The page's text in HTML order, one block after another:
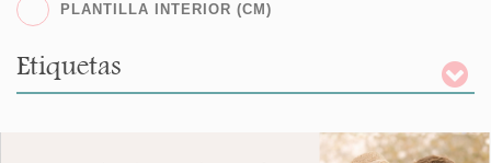
PLANTILLA INTERIOR (CM)
Etiquetas